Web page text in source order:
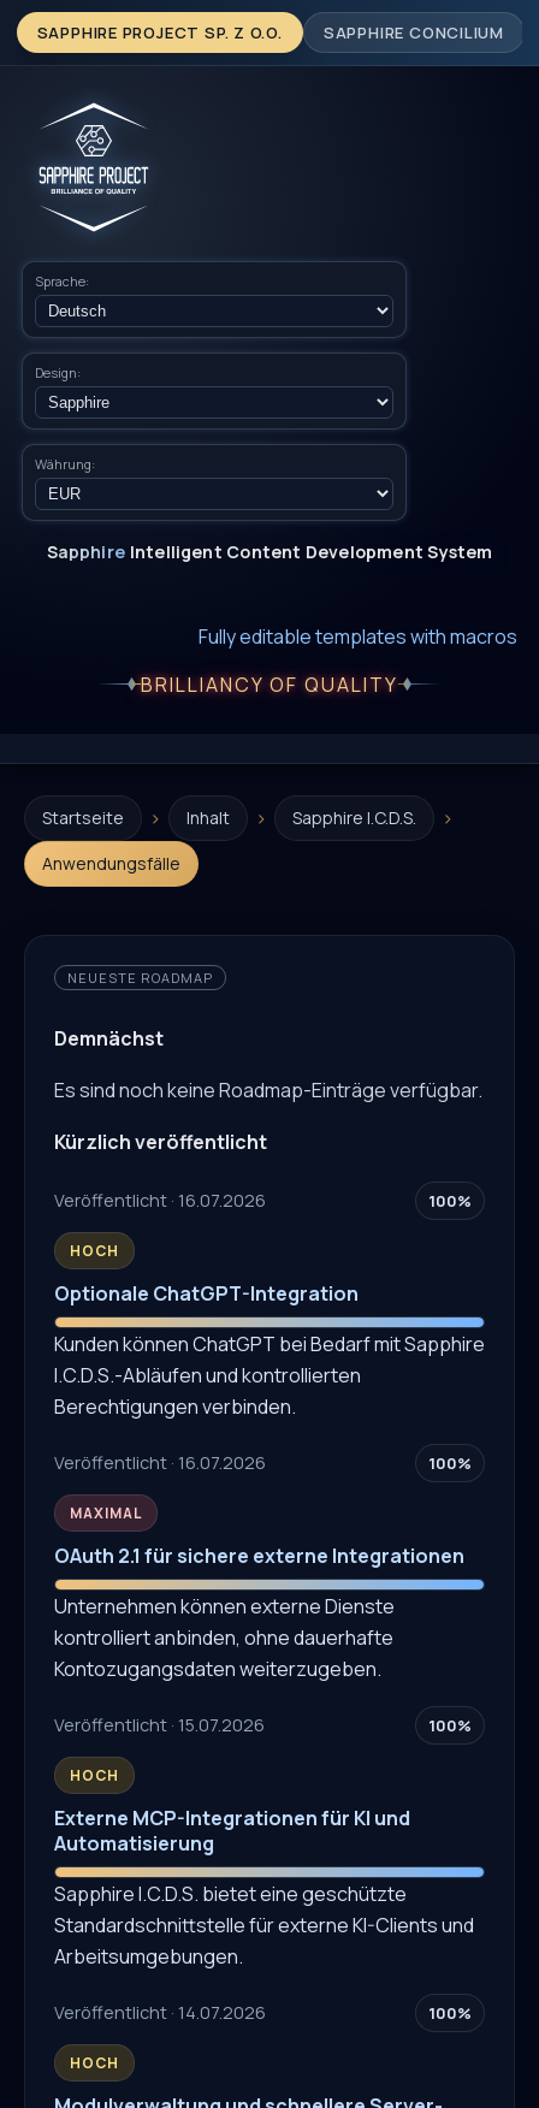
SAPPHIRE PROJECT SP. Z O.O. SAPPHIRE CONCILIUM
Sprache:
Design:
Währung:
Sapphire Intelligent Content Development System
Fully editable templates with macros
BRILLIANCY OF QUALITY
Startseite › Inhalt › Sapphire I.C.D.S. ›
Anwendungsfälle
NEUESTE ROADMAP
Demnächst
Es sind noch keine Roadmap-Einträge verfügbar.
Kürzlich veröffentlicht
Veröffentlicht · 16.07.2026 100%
HOCH
Optionale ChatGPT-Integration
Kunden können ChatGPT bei Bedarf mit Sapphire
I.C.D.S.-Abläufen und kontrollierten
Berechtigungen verbinden.
Veröffentlicht · 16.07.2026 100%
MAXIMAL
OAuth 2.1 für sichere externe Integrationen
Unternehmen können externe Dienste
kontrolliert anbinden, ohne dauerhafte
Kontozugangsdaten weiterzugeben.
Veröffentlicht · 15.07.2026 100%
HOCH
Externe MCP-Integrationen für KI und
Automatisierung
Sapphire I.C.D.S. bietet eine geschützte
Standardschnittstelle für externe KI-Clients und
Arbeitsumgebungen.
Veröffentlicht · 14.07.2026 100%
HOCH